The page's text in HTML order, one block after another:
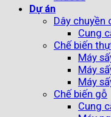
Dự án
Dây chuyền
Cung
Chế biến
Máy
Máy
Máy
Chế biến gỗ
Cung